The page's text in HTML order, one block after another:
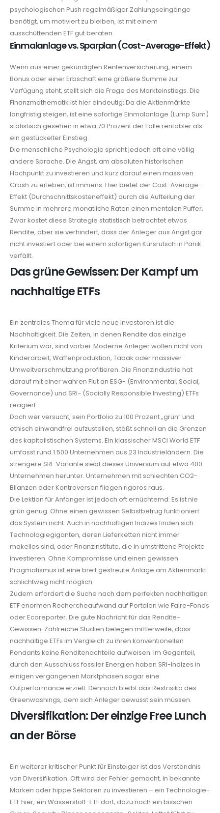
psychologischen Push regelmäßiger Zahlungseingänge
benötigt, um motiviert zu bleiben, ist mit einem
ausschüttenden ETF gut beraten.
Einmalanlage vs. Sparplan (Cost-Average-Effekt)
Wenn aus einer gekündigten Rentenversicherung, einem
Bonus oder einer Erbschaft eine größere Summe zur
Verfügung steht, stellt sich die Frage des Markteinstiegs. Die
Finanzmathematik ist hier eindeutig: Da die Aktienmärkte
langfristig steigen, ist eine sofortige Einmalanlage (Lump Sum)
statistisch gesehen in etwa 70 Prozent der Fälle rentabler als
ein gestückelter Einstieg.
Die menschliche Psychologie spricht jedoch oft eine völlig
andere Sprache. Die Angst, am absoluten historischen
Hochpunkt zu investieren und kurz darauf einen massiven
Crash zu erleben, ist immens. Hier bietet der Cost-Average-
Effekt (Durchschnittskosteneffekt) durch die Aufteilung der
Summe in mehrere monatliche Raten einen mentalen Puffer.
Zwar kostet diese Strategie statistisch betrachtet etwas
Rendite, aber sie verhindert, dass der Anleger aus Angst gar
nicht investiert oder bei einem sofortigen Kursrutsch in Panik
verfällt.
Das grüne Gewissen: Der Kampf um
nachhaltige ETFs
Ein zentrales Thema für viele neue Investoren ist die
Nachhaltigkeit. Die Zeiten, in denen Rendite das einzige
Kriterium war, sind vorbei. Moderne Anleger wollen nicht von
Kinderarbeit, Waffenproduktion, Tabak oder massiver
Umweltverschmutzung profitieren. Die Finanzindustrie hat
darauf mit einer wahren Flut an ESG- (Environmental, Social,
Governance) und SRI- (Socially Responsible Investing) ETFs
reagiert.
Doch wer versucht, sein Portfolio zu 100 Prozent „grün“ und
ethisch einwandfrei aufzustellen, stößt schnell an die Grenzen
des kapitalistischen Systems. Ein klassischer MSCI World ETF
umfasst rund 1.500 Unternehmen aus 23 Industrieländern. Die
strengere SRI-Variante siebt dieses Universum auf etwa 400
Unternehmen herunter. Unternehmen mit schlechten CO2-
Bilanzen oder Kontroversen fliegen rigoros raus.
Die Lektion für Anfänger ist jedoch oft ernüchternd: Es ist nie
grün genug. Ohne einen gewissen Selbstbetrug funktioniert
das System nicht. Auch in nachhaltigen Indizes finden sich
Technologiegiganten, deren Lieferketten nicht immer
makellos sind, oder Finanzinstitute, die in umstrittene Projekte
investieren. Ohne Kompromisse und einen gewissen
Pragmatismus ist eine breit gestreute Anlage am Aktienmarkt
schlichtweg nicht möglich.
Zudem erfordert die Suche nach dem perfekten nachhaltigen
ETF enormen Rechercheaufwand auf Portalen wie Faire-Fonds
oder Ecoreporter. Die gute Nachricht für das Rendite-
Gewissen: Zahlreiche Studien belegen mittlerweile, dass
nachhaltige ETFs im Vergleich zu ihren konventionellen
Pendants keine Renditenachteile aufweisen. Im Gegenteil,
durch den Ausschluss fossiler Energien haben SRI-Indizes in
einigen vergangenen Marktphasen sogar eine
Outperformance erzielt. Dennoch bleibt das Restrisiko des
Greenwashings, dem sich Anleger bewusst sein müssen.
Diversifikation: Der einzige Free Lunch
an der Börse
Ein weiterer kritischer Punkt für Einsteiger ist das Verständnis
von Diversifikation. Oft wird der Fehler gemacht, in bekannte
Marken oder hippe Sektoren zu investieren – ein Technologie-
ETF hier, ein Wasserstoff-ETF dort, dazu noch ein bisschen